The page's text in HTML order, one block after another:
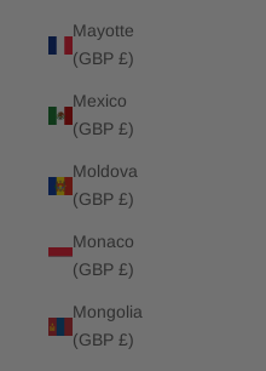
Mayotte
(GBP £)
Mexico
(GBP £)
Moldova
(GBP £)
Monaco
(GBP £)
Mongolia
(GBP £)